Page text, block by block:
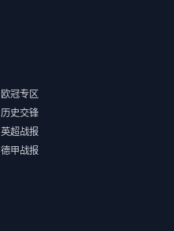
欧冠专区
历史交锋
英超战报
德甲战报